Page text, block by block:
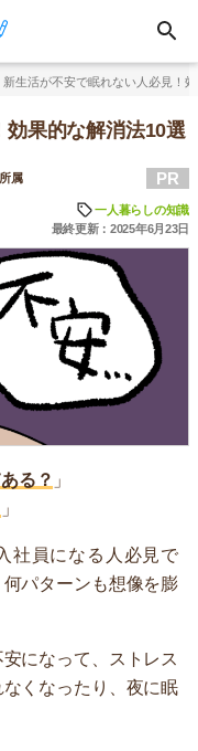
新生活が不安で眠れない人必見！
果的な解消法10選
属 PR
一人暮らしの知識
最終更新：2025年6月23日
る？ 」
」
社員になる人必見で
パターンも想像を膨
になって、ストレス
くなったり、夜に眠